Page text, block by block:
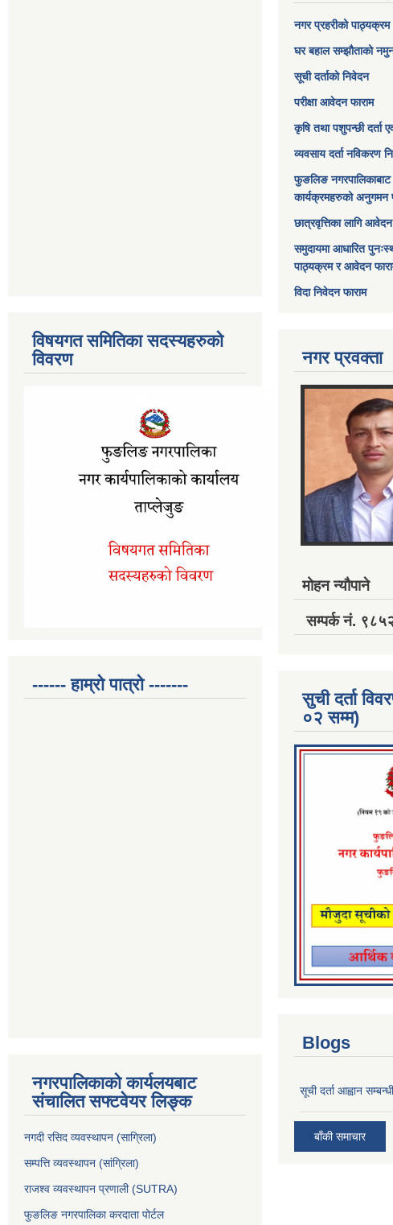
विषयगत समितिका सदस्यहरुको
विवरण
------ हाम्रो पात्रो -------
नगरपालिकाको कार्यलयबाट
संचालित सफ्टवेयर लिङ्क
नगदी रसिद व्यवस्थापन (साग्रिला)
सम्पत्ति व्यवस्थापन (सांग्रिला)
राजश्व व्यवस्थापन प्रणाली (SUTRA)
फुङलिङ नगरपालिका करदाता पोर्टल
नगर प्रहरीको पाठ्यक्रम
घर बहाल सम्झौताको
सूची दर्ताको निवेदन
परीक्षा आवेदन फाराम
कृषि तथा पशुपन्छी दर्ता
व्यवसाय दर्ता नविकरण
फुङलिङ नगरपालिकाबाट
कार्यक्रमहरुको अनुगमन
छात्रवृत्तिका लागि
समुदायमा आधारित
पाठ्यक्रम र आवेदन
विदा निवेदन फाराम
नगर प्रवक्ता
मोहन न्यौपाने
सम्पर्क नं.
सुची दर्ता
०२ सम्म)
Blogs
सूची दर्ता आह्वान
बाँकी समाचार